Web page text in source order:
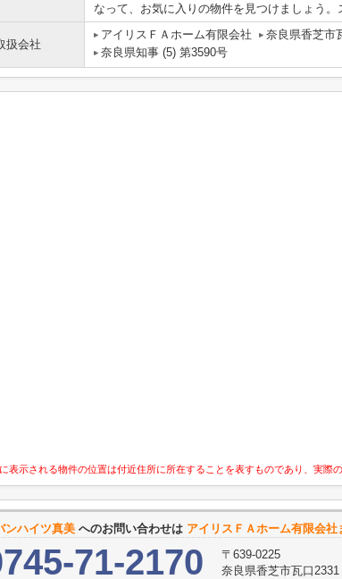
なって、お気に入りの物件を見つけましょう。
扱会社
アイリスＦＡホーム有限会社 奈良県香芝市
奈良県知事 (5) 第3590号
表示される物件の位置は付近住所に所在することを表すものであり、実際
ンハイツ真美 へのお問い合わせは アイリスＦＡホーム有限会社
71-2170
〒639-0225
奈良県香芝市瓦口2331